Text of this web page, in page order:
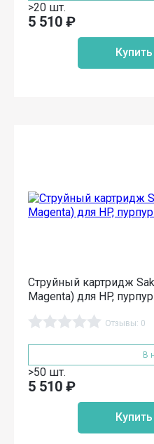
>20 шт.
5 510 ₽
Струйный картридж
Magenta) для HP,
Отзывы: 0
В
>50 шт.
5 510 ₽